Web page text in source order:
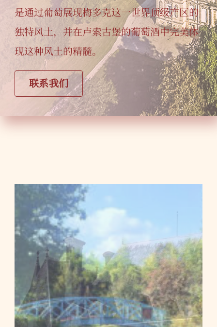
联系我们
是通过葡萄展现梅多克这一世界顶级产区的
独特风土，并在卢索古堡的葡萄酒中完美体
现这种风土的精髓。
联系我们